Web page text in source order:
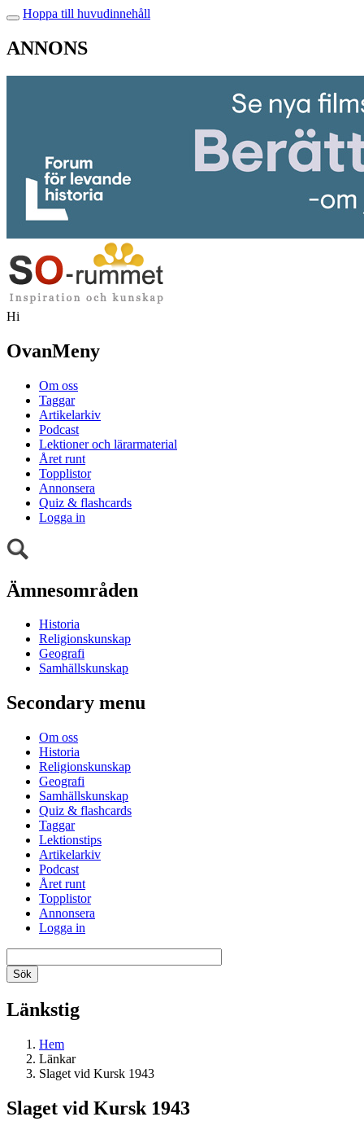
Hoppa till huvudinnehåll
ANNONS
Hi
OvanMeny
Om oss
Taggar
Artikelarkiv
Podcast
Lektioner och lärarmaterial
Året runt
Topplistor
Annonsera
Quiz & flashcards
Logga in
Ämnesområden
Historia
Religionskunskap
Geografi
Samhällskunskap
Secondary menu
Om oss
Historia
Religionskunskap
Geografi
Samhällskunskap
Quiz & flashcards
Taggar
Lektionstips
Artikelarkiv
Podcast
Året runt
Topplistor
Annonsera
Logga in
Länkstig
Hem
Länkar
Slaget vid Kursk 1943
Slaget vid Kursk 1943